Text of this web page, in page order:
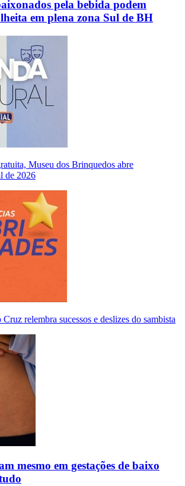
pela bebida podem
em plena zona Sul de BH
Museu dos Brinquedos abre
de 2026
relembra sucessos e deslizes do sambista
mesmo em gestações de baixo